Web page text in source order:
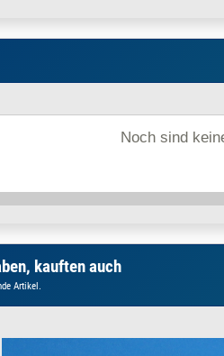
Noch sind
kauften auch
Artikel.